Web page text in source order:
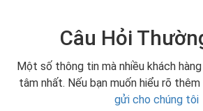
Câu Hỏi
Một số thông tin mà nhiều khách
tâm nhất. Nếu bạn muốn hiểu rõ
gửi cho chúng tôi